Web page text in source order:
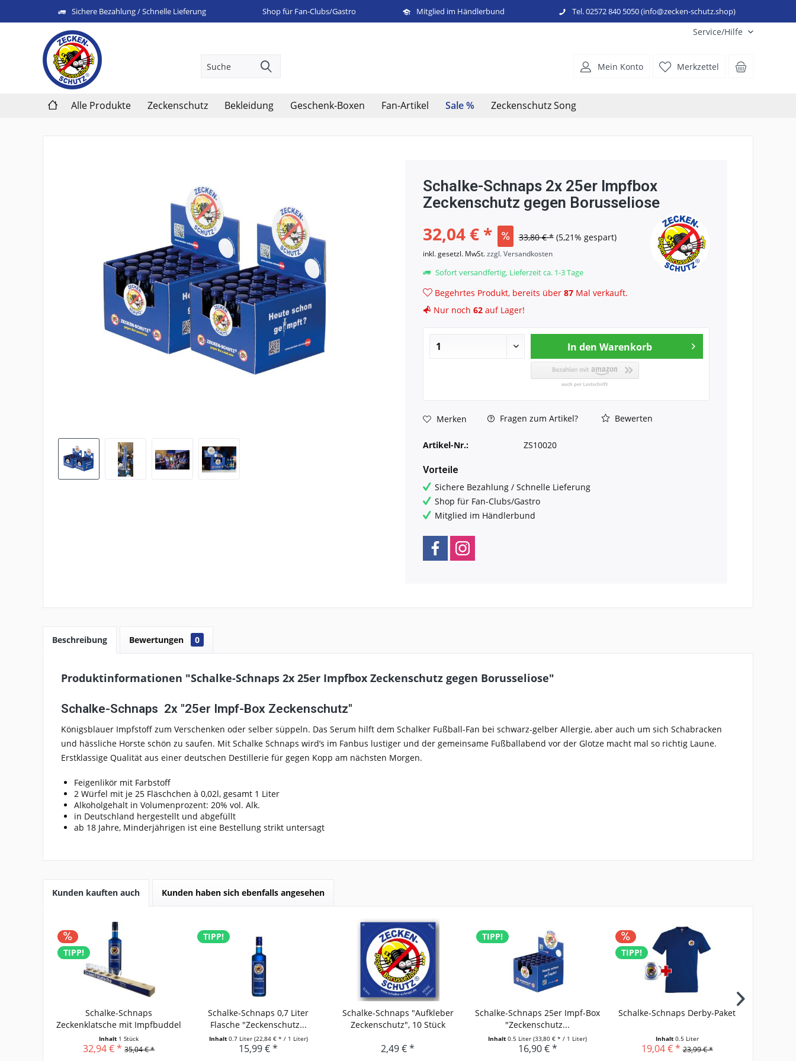
Sichere Bezahlung / Schnelle Lieferung Shop für Fan-Clubs/Gastro Mitglied im Händlerbund Tel. 02572 840 5050 (info@zecken-schutz.shop)
Service/Hilfe
Merkzettel
Mein Konto
Alle Produkte Zeckenschutz Bekleidung Geschenk-Boxen Fan-Artikel Sale % Zeckenschutz Song
Schalke-Schnaps 2x 25er Impfbox
Zeckenschutz gegen Borusseliose
32,04 € * 33,80 € * (5,21% gespart)
inkl. gesetzl. MwSt.zzgl. Versandkosten
Sofort versandfertig, Lieferzeit ca. 1-3 Tage
Begehrtes Produkt, bereits über 87Mal verkauft.
Nur noch 62auf Lager!
In den Warenkorb
Merken Fragen zum Artikel? Bewerten
Artikel-Nr.: ZS10020
Vorteile
Sichere Bezahlung / Schnelle Lieferung
Shop für Fan-Clubs/Gastro
Mitglied im Händlerbund
Beschreibung Bewertungen 0
Produktinformationen "Schalke-Schnaps 2x 25er Impfbox Zeckenschutz gegen Borusseliose"
Schalke-Schnaps 2x "25er Impf-Box Zeckenschutz"
Königsblauer Impfstoff zum Verschenken oder selber süppeln. Das Serum hilft dem Schalker Fußball-Fan bei schwarz-gelber Allergie, aber auch um sich Schabracken
und hässliche Horste schön zu saufen. Mit Schalke Schnaps wird’s im Fanbus lustiger und der gemeinsame Fußballabend vor der Glotze macht mal so richtig Laune.
Erstklassige Qualität aus einer deutschen Destillerie für gegen Kopp am nächsten Morgen.
Feigenlikör mit Farbstoff
2 Würfel mit je 25 Fläschchen à 0,02l, gesamt 1 Liter
Alkoholgehalt in Volumenprozent: 20% vol. Alk.
in Deutschland hergestellt und abgefüllt
ab 18 Jahre, Minderjährigen ist eine Bestellung strikt untersagt
Kunden kauften auch Kunden haben sich ebenfalls angesehen
TIPP!
Schalke-Schnaps
Zeckenklatsche mit Impfbuddel
Inhalt 1 Stück
32,94 € * 35,04 € *
TIPP!
Schalke-Schnaps 0,7 Liter
Flasche "Zeckenschutz...
Inhalt 0.7 Liter (22,84 € * / 1 Liter)
15,99 € *
Schalke-Schnaps "Aufkleber
Zeckenschutz", 10 Stück
2,49 € *
TIPP!
Schalke-Schnaps 25er Impf-Box
"Zeckenschutz...
Inhalt0.5 Liter(33,80 € * / 1 Liter)
16,90 € *
TIPP!
Schalke-Schnaps Derby-Paket
Inhalt 0.5 Liter
19,04 € * 23,99 € *